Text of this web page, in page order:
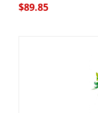
$89.85